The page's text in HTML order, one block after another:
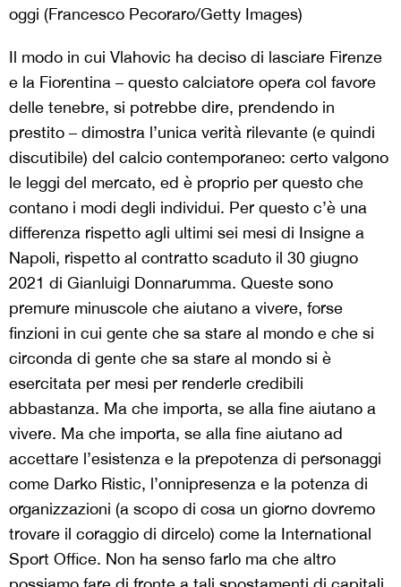
oggi (Francesco Pecoraro/Getty Images)
Il modo in cui Vlahovic ha deciso di lasciare Firenze
e la Fiorentina – questo calciatore opera col favore
delle tenebre, si potrebbe dire, prendendo in
prestito – dimostra l’unica verità rilevante (e quindi
discutibile) del calcio contemporaneo: certo valgono
le leggi del mercato, ed è proprio per questo che
contano i modi degli individui. Per questo c’è una
differenza rispetto agli ultimi sei mesi di Insigne a
Napoli, rispetto al contratto scaduto il 30 giugno
2021 di Gianluigi Donnarumma. Queste sono
premure minuscole che aiutano a vivere, forse
finzioni in cui gente che sa stare al mondo e che si
circonda di gente che sa stare al mondo si è
esercitata per mesi per renderle credibili
abbastanza. Ma che importa, se alla fine aiutano a
vivere. Ma che importa, se alla fine aiutano ad
accettare l’esistenza e la prepotenza di personaggi
come Darko Ristic, l’onnipresenza e la potenza di
organizzazioni (a scopo di cosa un giorno dovremo
trovare il coraggio di dircelo) come la International
Sport Office. Non ha senso farlo ma che altro